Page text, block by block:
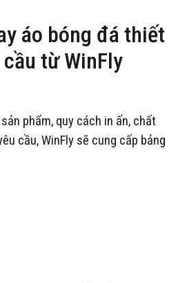
áo bóng đá thiết
từ WinFly
phẩm, quy cách in ấn, chất
cầu, WinFly sẽ cung cấp bảng